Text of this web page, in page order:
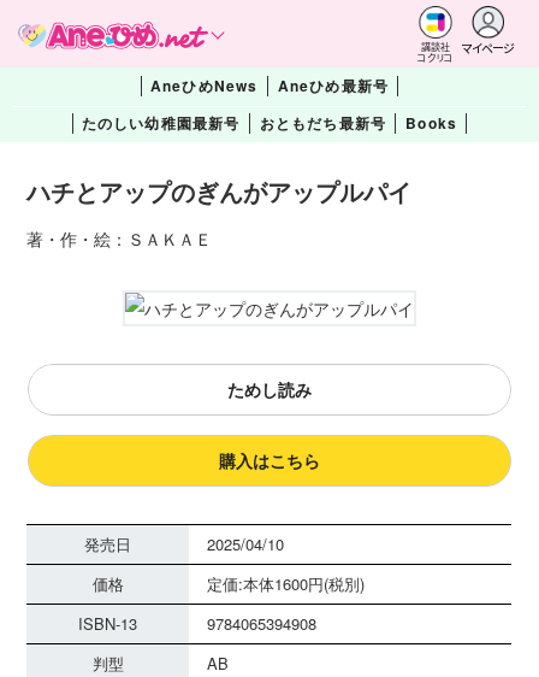
講談社
コクリコ
マイページ
AneひめNews
Aneひめ最新号
たのしい幼稚園最新号
おともだち最新号 Books
ハチとアップのぎんがアップルパイ
著・作・絵：ＳＡＫＡＥ
ためし読み
購入はこちら
発売日
2025/04/10
価格
定価:本体1600円(税別)
ISBN-13
9784065394908
判型
AB